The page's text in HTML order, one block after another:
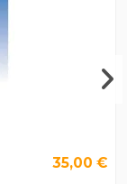
35,00 €